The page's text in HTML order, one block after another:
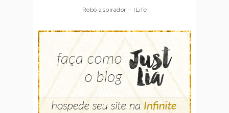
Robô aspirador – ILife